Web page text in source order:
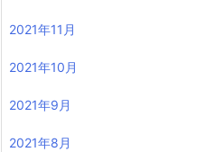
2021年11月
2021年10月
2021年9月
2021年8月